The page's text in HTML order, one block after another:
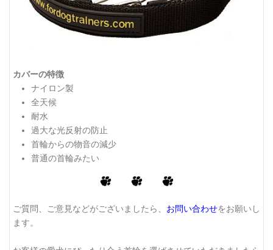
カバーの特徴
ナイロン製
全天候
耐水
過大な光反射の防止
首輪からの物音の減少
普通の首輪みたい
ご質問、ご意見などがございましたら、 お問い合わせをお願いし
ます。